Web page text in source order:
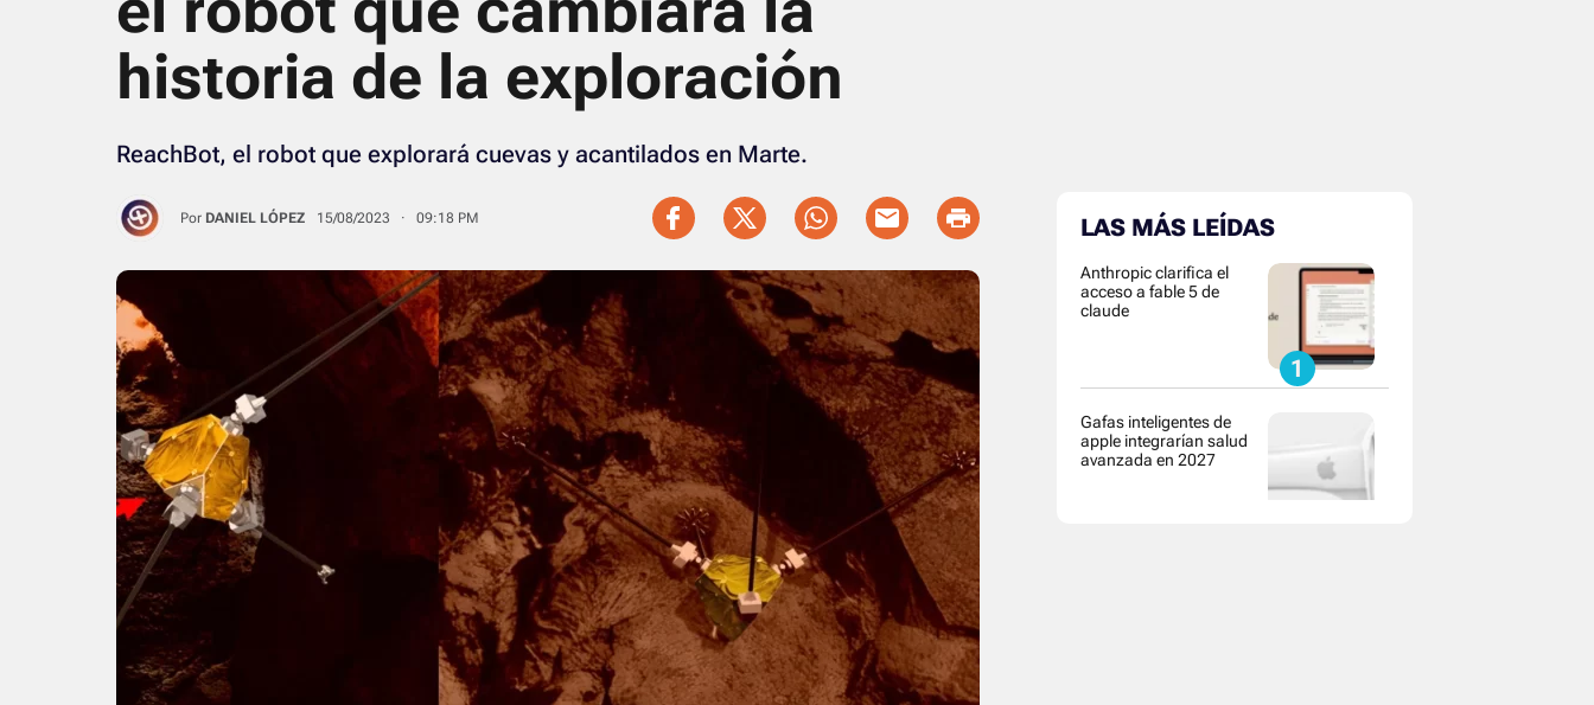
historia de la exploración
ReachBot, el robot que explorará cuevas y acantilados en Marte.
Por DANIEL LÓPEZ 15/08/2023 · 09:18 PM LAS MÁS LEÍDAS
Anthropic clarifica el
acceso a fable 5 de
claude
Gafas inteligentes de
apple integrarían salud
avanzada en 2027